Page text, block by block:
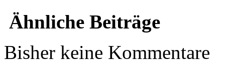
Ähnliche Beiträge
Bisher keine Kommentare